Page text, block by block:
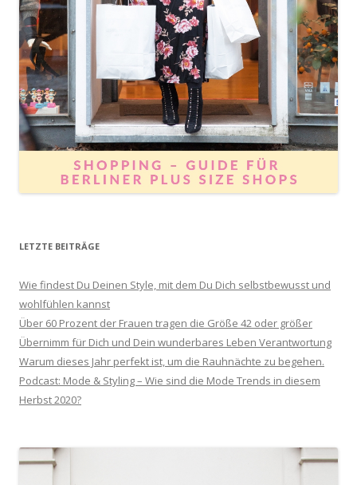
LETZTE BEITRÄGE
Wie findest Du Deinen Style, mit dem Du Dich selbstbewusst und
wohlfühlen kannst
Über 60 Prozent der Frauen tragen die Größe 42 oder größer
Übernimm für Dich und Dein wunderbares Leben Verantwortung
Warum dieses Jahr perfekt ist, um die Rauhnächte zu begehen.
Podcast: Mode & Styling – Wie sind die Mode Trends in diesem
Herbst 2020?